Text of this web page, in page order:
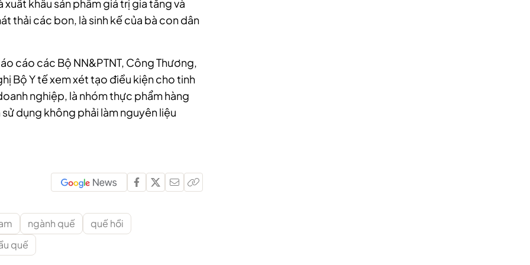
khẩu sản phẩm giá trị gia tăng và
thải các bon, là sinh kế của bà con dân
cáo các Bộ NN&PTNT, Công Thương,
Bộ Y tế xem xét tạo điều kiện cho tinh
nghiệp, là nhóm thực phẩm hàng
dụng không phải làm nguyên liệu
ngành quế
quế hồi
quế